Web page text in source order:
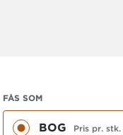
FÅS SOM
BOG Pris pr. stk.